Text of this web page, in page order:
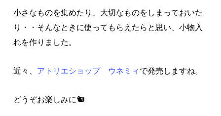
小さなものを集めたり、大切なものをしまっておいた
り・・そんなときに使ってもらえたらと思い、小物入
れを作りました。
近々、 アトリエショップ ウネミィ で発売しますね。
どうぞお楽しみに🐿